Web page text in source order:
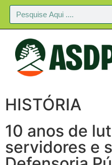
HISTÓRIA
10 anos de
servidores e